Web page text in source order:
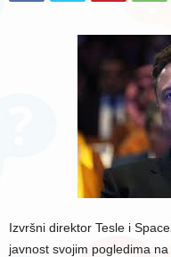
Izvršni direktor Tesle i
javnost svojim pogledima